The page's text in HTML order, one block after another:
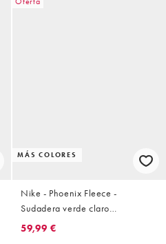
MÁS COLORES
Nike - Phoenix Fleece -
Sudadera verde claro
ultragrande con capucha
59,99 €